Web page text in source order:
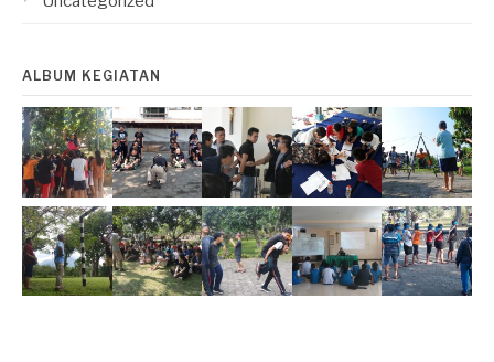
ALBUM KEGIATAN